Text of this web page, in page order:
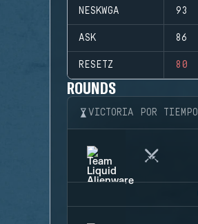
NESKWGA 93
ASK 86
RESETZ 80
ROUNDS
VICTORIA POR TIEMPO